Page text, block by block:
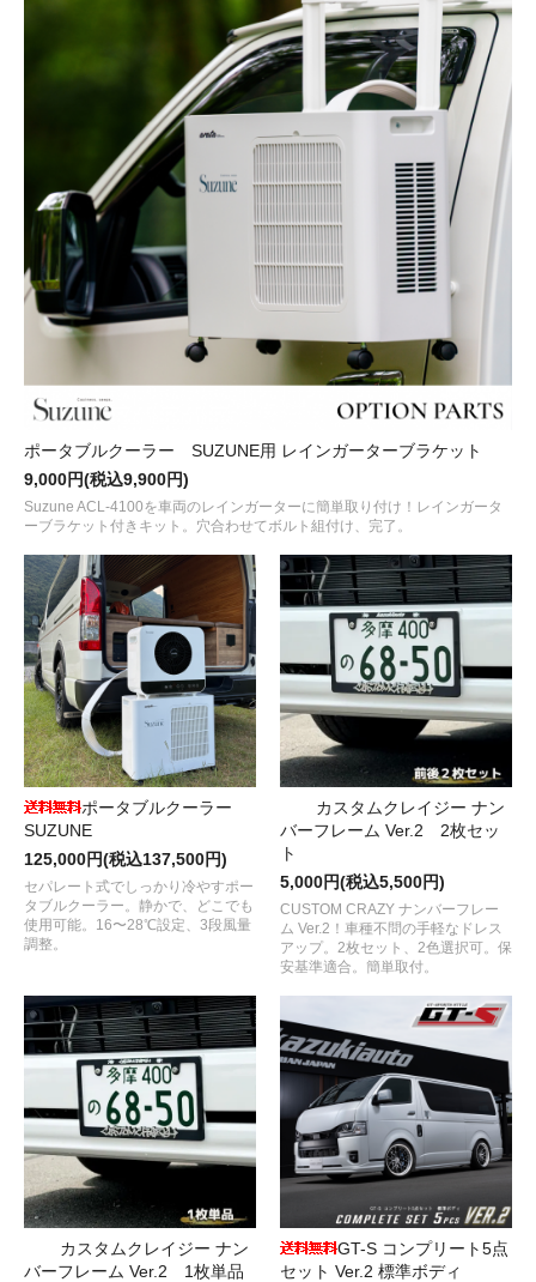
ポータブルクーラー SUZUNE用 レインガーターブラケット
9,000円(税込9,900円)
Suzune ACL-4100を車両のレインガーターに簡単取り付け！レインガータ
ーブラケット付きキット。穴合わせてボルト組付け、完了。
ポータブルクーラー
SUZUNE
125,000円(税込137,500円)
セパレート式でしっかり冷やすポー
タブルクーラー。静かで、どこでも
使用可能。16〜28℃設定、3段風量
調整。
カスタムクレイジー ナン
バーフレーム Ver.2 2枚セッ
ト
5,000円(税込5,500円)
CUSTOM CRAZY ナンバーフレー
ム Ver.2！車種不問の手軽なドレス
アップ。2枚セット、2色選択可。保
安基準適合。簡単取付。
カスタムクレイジー ナン
バーフレーム Ver.2 1枚単品
GT-S コンプリート5点
セット Ver.2 標準ボディ